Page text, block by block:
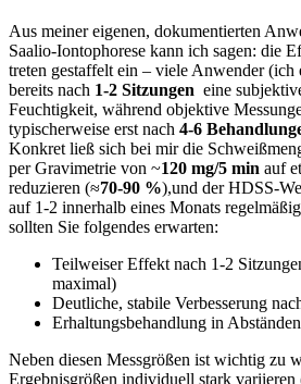
Aus meiner eigenen,​ dokumentierten
Saalio‑Iontophorese kann ich sagen: die
treten gestaffelt ein – ‌viele Anwender (ich
bereits nach 1-2 Sitzungen
eine
⁤Feuchtigkeit, während objektive
typischerweise erst nach 4-6
‌Konkret⁢ ließ ‌sich bei mir die
per Gravimetrie von ~120 mg/5 min auf
reduzieren‌ (≈70-90 %),und ‍der HDSS-
auf 1-2 innerhalb eines Monats
sollten Sie folgendes erwarten:
Teilweiser Effekt nach ⁣1-2
maximal)
Deutliche, stabile Verbesserung
Erhaltungsbehandlung in
Neben diesen Messgrößen ist wichtig zu
Ergebnisgrößen individuell ‌stark